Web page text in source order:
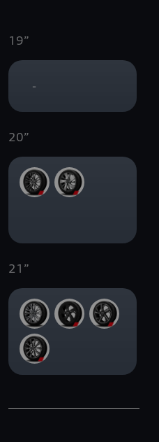
19”
-
20”
21 ”